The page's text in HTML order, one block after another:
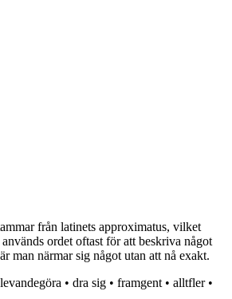
från latinets approximatus, vilket
ordet oftast för att beskriva något
man närmar sig något utan att nå exakt.
levandegöra • dra sig • framgent • alltfler•